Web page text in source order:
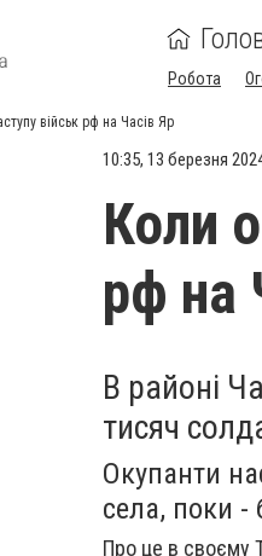
Робота
військ рф на Часів Яр
10:35, 13 березня
Коли
рф на
В районі
тисяч
Окупанти
села, поки -
Про це в своєму